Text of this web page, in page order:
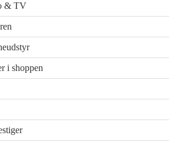
& TV
i shoppen